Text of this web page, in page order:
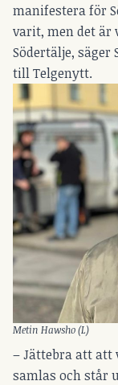
manifestera för
varit, men det
Södertälje, säger
till Telgenytt.
Metin Hawsho (L)
– Jättebra att att
samlas och står